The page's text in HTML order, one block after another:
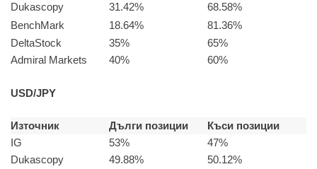
Dukascopy
31.42%
68.58%
BenchMark
18.64%
81.36%
DeltaStock
35%
65%
Admiral Markets
40% 60%
USD/JPY
Източник Дълги позиции
Къси позиции
IG
53%
47%
Dukascopy
49.88%
50.12%